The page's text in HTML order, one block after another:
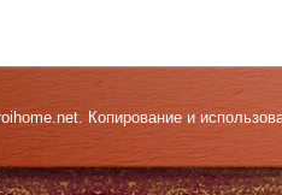
Копирование и